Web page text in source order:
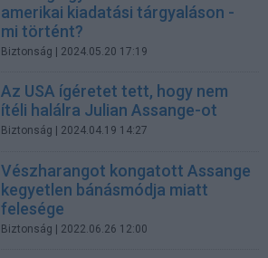
amerikai kiadatási tárgyaláson -
mi történt?
Biztonság | 2024.05.20 17:19
Az USA ígéretet tett, hogy nem
ítéli halálra Julian Assange-ot
Biztonság | 2024.04.19 14:27
Vészharangot kongatott Assange
kegyetlen bánásmódja miatt
felesége
Biztonság | 2022.06.26 12:00